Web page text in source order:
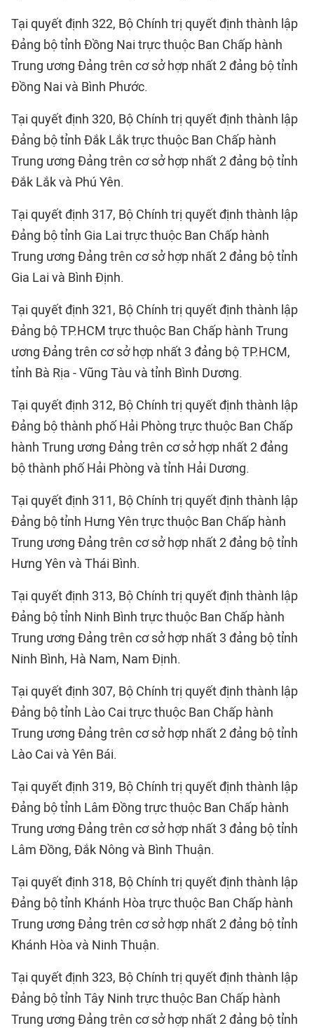
Tại quyết định 322, Bộ Chính trị quyết định thành lập
Đảng bộ tỉnh Đồng Nai trực thuộc Ban Chấp hành
Trung ương Đảng trên cơ sở hợp nhất 2 đảng bộ tỉnh
Đồng Nai và Bình Phước.
Tại quyết định 320, Bộ Chính trị quyết định thành lập
Đảng bộ tỉnh Đắk Lắk trực thuộc Ban Chấp hành
Trung ương Đảng trên cơ sở hợp nhất 2 đảng bộ tỉnh
Đắk Lắk và Phú Yên.
Tại quyết định 317, Bộ Chính trị quyết định thành lập
Đảng bộ tỉnh Gia Lai trực thuộc Ban Chấp hành
Trung ương Đảng trên cơ sở hợp nhất 2 đảng bộ tỉnh
Gia Lai và Bình Định.
Tại quyết định 321, Bộ Chính trị quyết định thành lập
Đảng bộ TP.HCM trực thuộc Ban Chấp hành Trung
ương Đảng trên cơ sở hợp nhất 3 đảng bộ TP.HCM,
tỉnh Bà Rịa - Vũng Tàu và tỉnh Bình Dương.
Tại quyết định 312, Bộ Chính trị quyết định thành lập
Đảng bộ thành phố Hải Phòng trực thuộc Ban Chấp
hành Trung ương Đảng trên cơ sở hợp nhất 2 đảng
bộ thành phố Hải Phòng và tỉnh Hải Dương.
Tại quyết định 311, Bộ Chính trị quyết định thành lập
Đảng bộ tỉnh Hưng Yên trực thuộc Ban Chấp hành
Trung ương Đảng trên cơ sở hợp nhất 2 đảng bộ tỉnh
Hưng Yên và Thái Bình.
Tại quyết định 313, Bộ Chính trị quyết định thành lập
Đảng bộ tỉnh Ninh Bình trực thuộc Ban Chấp hành
Trung ương Đảng trên cơ sở hợp nhất 3 đảng bộ tỉnh
Ninh Bình, Hà Nam, Nam Định.
Tại quyết định 307, Bộ Chính trị quyết định thành lập
Đảng bộ tỉnh Lào Cai trực thuộc Ban Chấp hành
Trung ương Đảng trên cơ sở hợp nhất 2 đảng bộ tỉnh
Lào Cai và Yên Bái.
Tại quyết định 319, Bộ Chính trị quyết định thành lập
Đảng bộ tỉnh Lâm Đồng trực thuộc Ban Chấp hành
Trung ương Đảng trên cơ sở hợp nhất 3 đảng bộ tỉnh
Lâm Đồng, Đắk Nông và Bình Thuận.
Tại quyết định 318, Bộ Chính trị quyết định thành lập
Đảng bộ tỉnh Khánh Hòa trực thuộc Ban Chấp hành
Trung ương Đảng trên cơ sở hợp nhất 2 đảng bộ tỉnh
Khánh Hòa và Ninh Thuận.
Tại quyết định 323, Bộ Chính trị quyết định thành lập
Đảng bộ tỉnh Tây Ninh trực thuộc Ban Chấp hành
Trung ương Đảng trên cơ sở hợp nhất 2 đảng bộ tỉnh